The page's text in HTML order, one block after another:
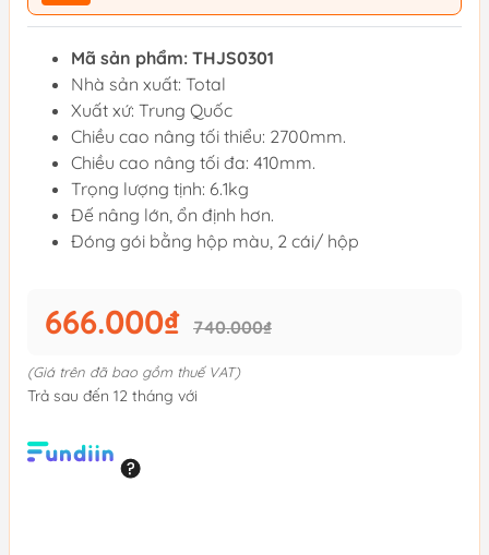
Mã sản phẩm: THJS0301
Nhà sản xuất: Total
Xuất xứ: Trung Quốc
Chiều cao nâng tối thiểu: 2700mm.
Chiều cao nâng tối đa: 410mm.
Trọng lượng tịnh: 6.1kg
Đế nâng lớn, ổn định hơn.
Đóng gói bằng hộp màu, 2 cái/ hộp
666.000₫ 740.000₫
(Giá trên đã bao gồm thuế VAT)
Trả sau đến 12 tháng với